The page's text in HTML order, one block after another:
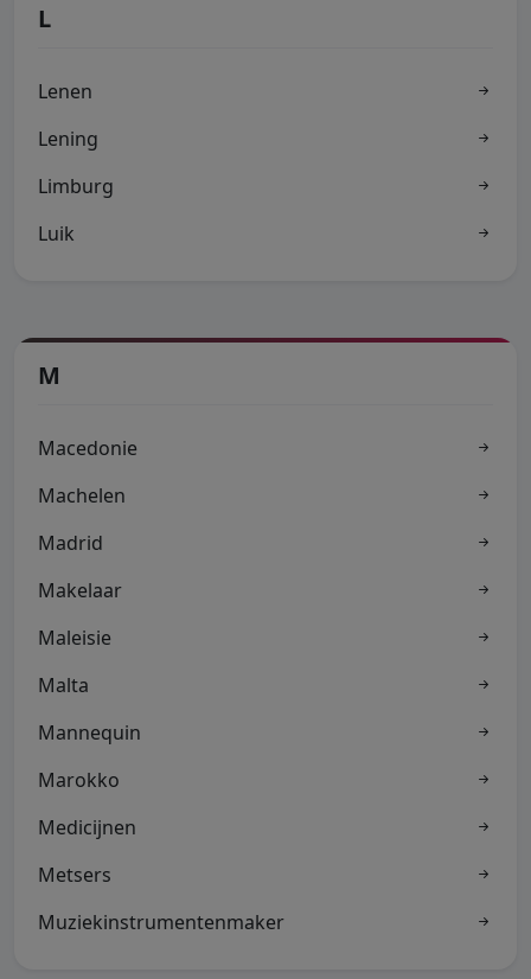
L
Lenen
Lening
Limburg
Luik
M
Macedonie
Machelen
Madrid
Makelaar
Maleisie
Malta
Mannequin
Marokko
Medicijnen
Metsers
Muziekinstrumentenmaker